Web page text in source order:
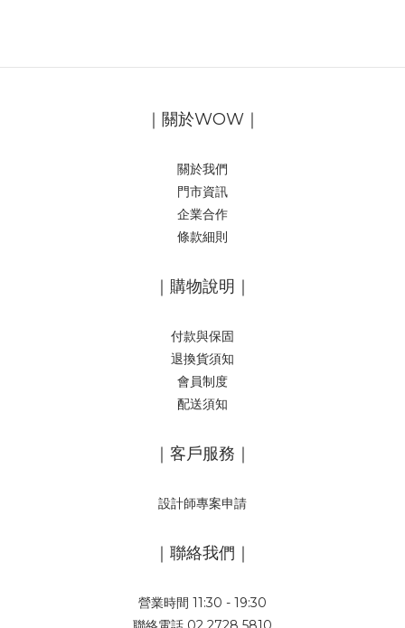
｜關於WOW｜
關於我們
門市資訊
企業合作
條款細則
｜購物說明｜
付款與保固
退換貨須知
會員制度
配送須知
｜客戶服務｜
設計師專案申請
｜聯絡我們｜
營業時間 11:30 - 19:30